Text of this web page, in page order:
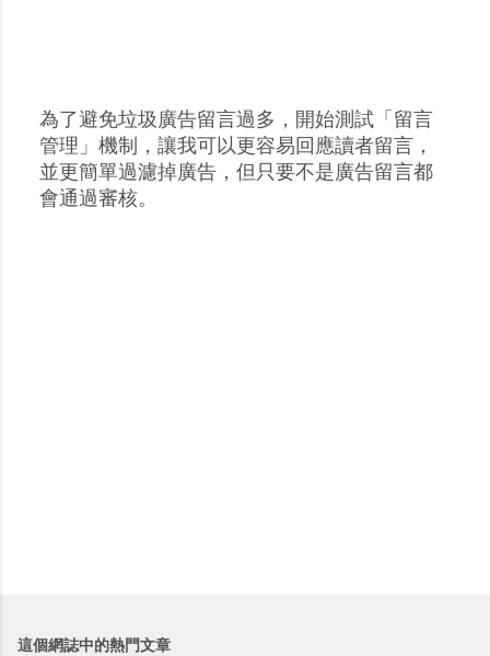
張
貼
留
為了避免垃圾廣告留言過多，開始測試「留言
管理」機制，讓我可以更容易回應讀者留言，
並更簡單過濾掉廣告，但只要不是廣告留言都
會通過審核。
這個網誌中的熱門文章